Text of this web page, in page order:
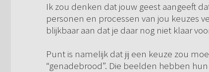
Ik zou denken dat jouw geest aangeeft
personen en processen van jou keuzes
blijkbaar aan dat je daar nog niet klaar
Punt is namelijk dat jij een keuze zou
“genadebrood”. Die beelden hebben